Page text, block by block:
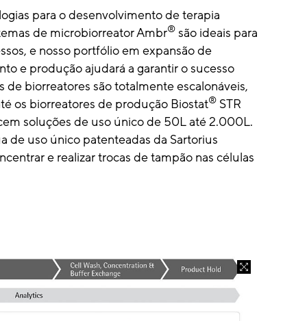
para o desenvolvimento de terapia
de microbiorreator Ambr® são ideais para
e nosso portfólio em expansão de
e produção ajudará a garantir o sucesso
de biorreatores são totalmente escalonáveis,
os biorreatores de produção Biostat® STR
soluções de uso único de 50L até 2.000L.
de uso único patenteadas da Sartorius
e realizar trocas de tampão nas células